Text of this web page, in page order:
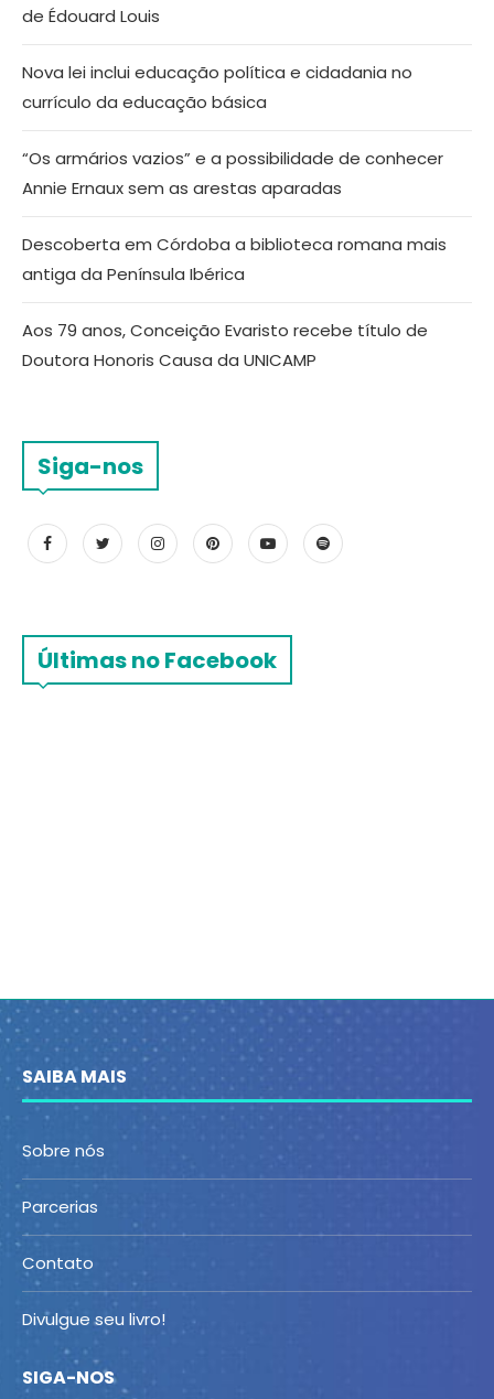
de Édouard Louis
Nova lei inclui educação política e cidadania no
currículo da educação básica
“Os armários vazios” e a possibilidade de conhecer
Annie Ernaux sem as arestas aparadas
Descoberta em Córdoba a biblioteca romana mais
antiga da Península Ibérica
Aos 79 anos, Conceição Evaristo recebe título de
Doutora Honoris Causa da UNICAMP
Siga-nos
Últimas no Facebook
SAIBA MAIS
Sobre nós
Parcerias
Contato
Divulgue seu livro!
SIGA-NOS